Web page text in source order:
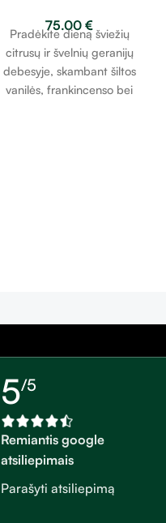
75.00 €
Pradėkite dieną šviežių
citrusų ir švelnių geranijų
debesyje, skambant šiltos
vanilės, frankincenso bei
5/5
Remiantis google
atsiliepimais
Parašyti atsiliepimą